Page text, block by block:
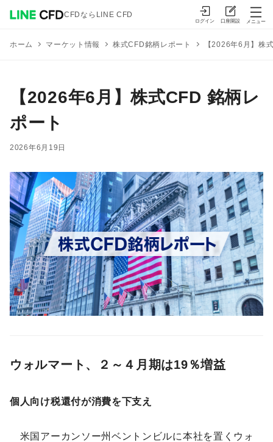
ホーム マーケット情報 株式CFD銘柄レポート 【2026年6月】株
【2026年6月】株式CFD 銘柄レ
ポート
2026年6月19日
ウォルマート、２～４月期は19％増益
個人向け税還付が消費を下支え
米国アーカンソー州ベントンビルに本社を置くウォ
CFDならLINE CFD
ログイン 口座開設 メニュー